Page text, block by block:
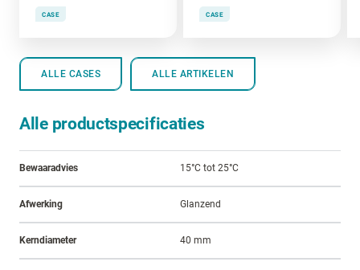
CASE CASE
ALLE CASES ALLE ARTIKELEN
Alle productspecificaties
Bewaaradvies 15°C tot 25°C
Afwerking Glanzend
Kerndiameter 40 mm